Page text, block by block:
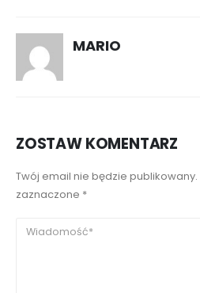
MARIO
ZOSTAW KOMENTARZ
Twój email nie będzie
zaznaczone *